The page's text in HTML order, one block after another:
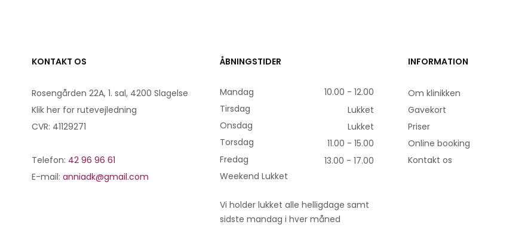
​KONTAKT OS
Rosengården 22A, 1. sal, 4200 Slagelse
Klik her for rutevejledning
CVR: 41129271
Telefon: 42 96 96 61​
E-mail: anniadk@gmail.com
ÅBNINGSTIDER
​Mandag
10.00 - 12.00
Tirsdag
Lukket
Onsdag
Lukket
Torsdag
11.00 - 15.00
Fredag
13.00 - 17.00
Weekend Lukket
Vi holder lukket alle helligdage samt
sidste mandag i hver måned
INFORMATION
Om klinikken
Gavekort
Priser
Online booking
Kontakt os